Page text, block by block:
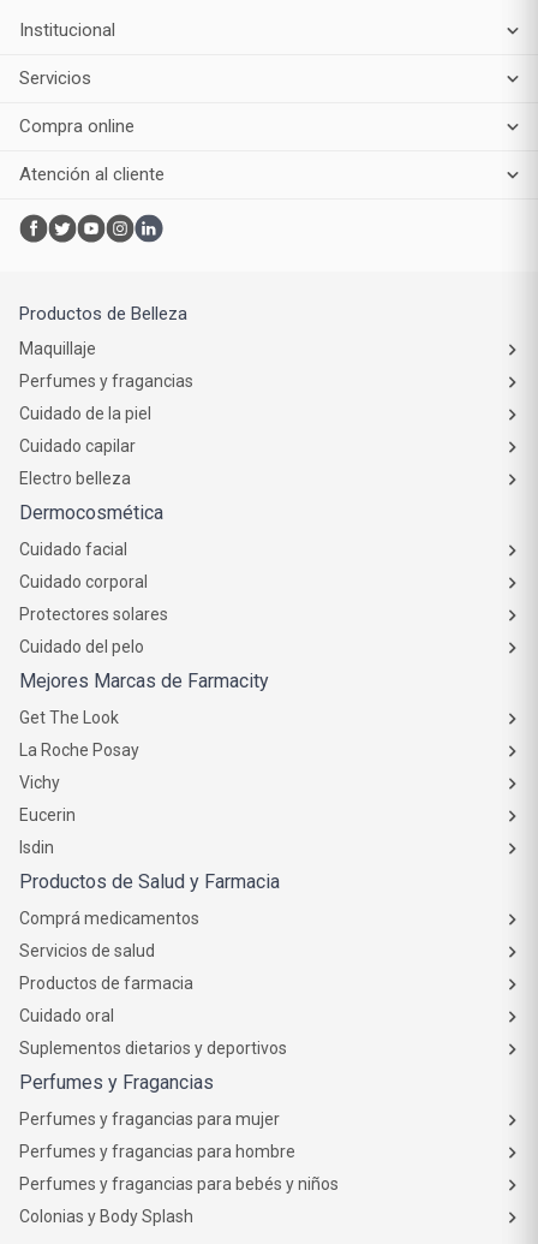
Institucional
Servicios
Compra online
Atención al cliente
Productos de Belleza
Maquillaje
Perfumes y fragancias
Cuidado de la piel
Cuidado capilar
Electro belleza
Dermocosmética
Cuidado facial
Cuidado corporal
Protectores solares
Cuidado del pelo
Mejores Marcas de Farmacity
Get The Look
La Roche Posay
Vichy
Eucerin
Isdin
Productos de Salud y Farmacia
Comprá medicamentos
Servicios de salud
Productos de farmacia
Cuidado oral
Suplementos dietarios y deportivos
Perfumes y Fragancias
Perfumes y fragancias para mujer
Perfumes y fragancias para hombre
Perfumes y fragancias para bebés y niños
Colonias y Body Splash